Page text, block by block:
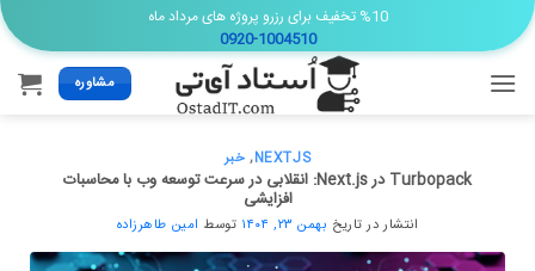
Skip
to
content
%10 تخفیف برای رزرو پروژه های مرداد ماه
0920-1004510
مشاوره
NEXTJS
, خبر
Turbopack در Next.js: انقلابی در سرعت توسعه وب با محاسبات
افزایشی
انتشار در تاریخ بهمن ۲۳, ۱۴۰۴ توسط امین طاهرزاده